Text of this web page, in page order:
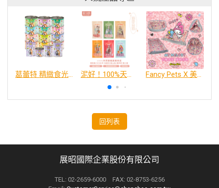
葛蕾特 精緻食光 主食貓罐、貓餐包 泥好！100%天然營養蔬果肉泥 Fancy Pets X 美樂蒂 百變造型寵物睡床墊
回列表
展昭國際企業股份有限公司
TEL: 02-2659-6000 FAX: 02-8753-6256